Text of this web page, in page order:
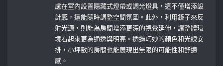
慮在室內設置隱藏式燈帶或調光燈具，這不僅增添設
計感，還能隨時調整空間氛圍。此外，利用鏡子來反
射光源，則能為房間增添更深的視覺延伸，讓整體環
境看起來更為通透與明亮。透過巧妙的顏色和光線安
排，小坪數的房間也能展現出無限的可能性和舒適
感。